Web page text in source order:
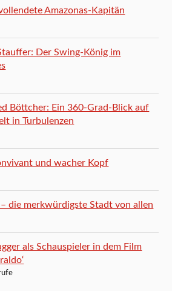
Amazonas-Kapitän
Der Swing-König im
Böttcher: Ein 360-Grad-Blick auf
in Turbulenzen
und wacher Kopf
– die merkwürdigste Stadt von allen
als Schauspieler in dem Film